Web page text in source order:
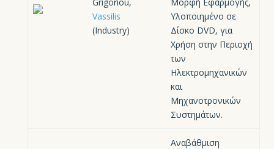
Vassilis
(Industry)
Υλοποιημένο σε
Δίσκο DVD, για
Χρήση στην Περιοχή
των
Ηλεκτρομηχανικών
και
Μηχανοτρονικών
Συστημάτων.
Αναβάθμιση